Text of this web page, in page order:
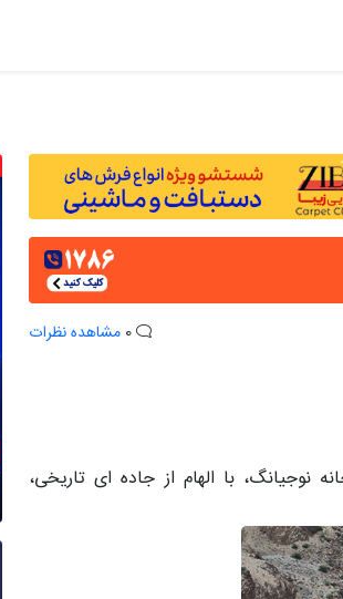
مشاهده نظرات
معماری به مصاف طبیعت رفته است. پروژه 72 پیچ دره رودخانه نوجیانگ، با الهام از جاده ای تاریخی،